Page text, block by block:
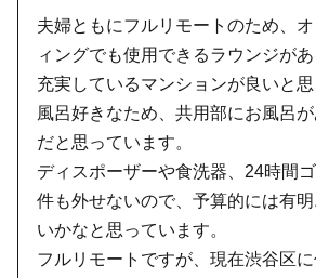
夫婦ともにフルリモートのため、
ィングでも使用できるラウンジが
充実しているマンションが良いと
風呂好きなため、共用部にお風呂
だと思っています。
ディスポーザーや食洗器、24時間
件も外せないので、予算的には有
いかなと思っています。
フルリモートですが、現在渋谷区